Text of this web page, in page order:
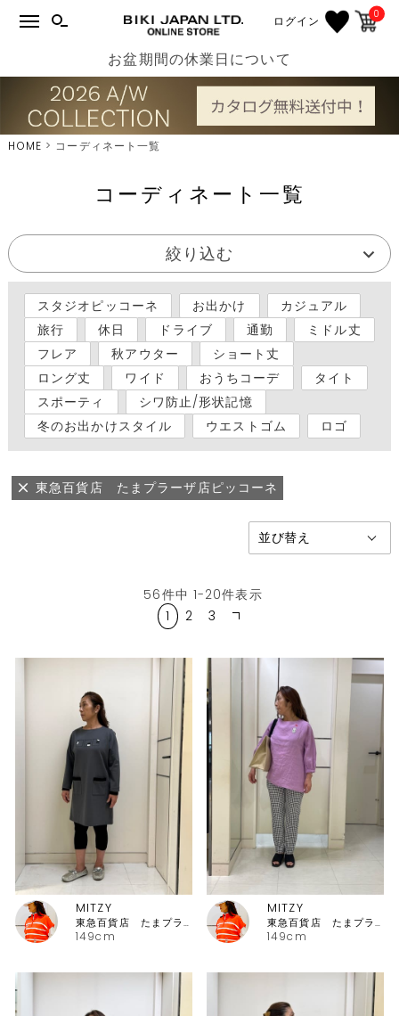
ログイン 0
お盆期間の休業日について
HOME コーディネート一覧
コーディネート一覧
絞り込む
スタジオピッコーネ お出かけ
カジュアル
旅行
休日 ドライブ 通勤
ミドル丈
フレア
秋アウター
ショート丈
ロング丈
ワイド おうちコーデ
タイト
スポーティ
シワ防止/形状記憶
冬のお出かけスタイル
ウエストゴム ロゴ
東急百貨店 たまプラーザ店ピッコーネ
56件中 1-20件表示
1
2 3
149cm
MITZY
東急百貨店 たまプラーザ店ピッコーネ
149cm
MITZY
東急百貨店 たまプラーザ店ピッコーネ